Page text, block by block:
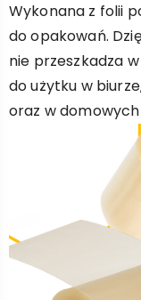
Wykonana z folii
do opakowań.
nie przeszkadza
do użytku w
oraz w